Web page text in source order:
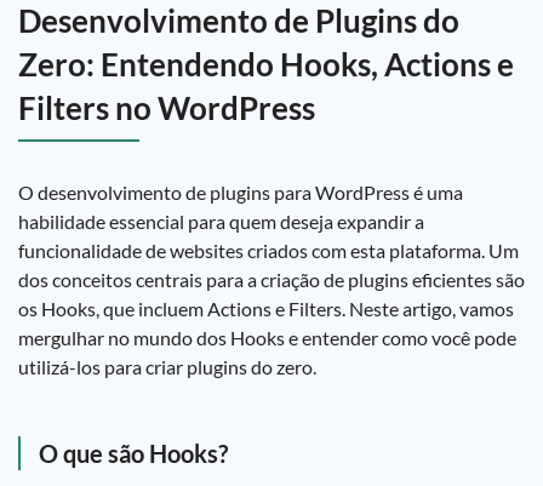
Desenvolvimento de Plugins do
Zero: Entendendo Hooks, Actions e
Filters no WordPress
O desenvolvimento de plugins para WordPress é uma
habilidade essencial para quem deseja expandir a
funcionalidade de websites criados com esta plataforma. Um
dos conceitos centrais para a criação de plugins eficientes são
os Hooks, que incluem Actions e Filters. Neste artigo, vamos
mergulhar no mundo dos Hooks e entender como você pode
utilizá-los para criar plugins do zero.
O que são Hooks?